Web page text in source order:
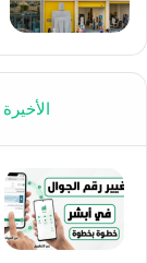
الأخيرة